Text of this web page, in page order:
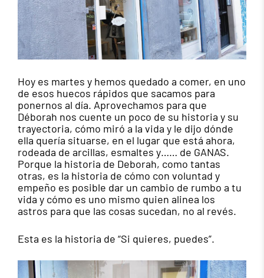
Hoy es martes y hemos quedado a comer, en uno
de esos huecos rápidos que sacamos para
ponernos al día. Aprovechamos para que
Déborah nos cuente un poco de su historia y su
trayectoria, cómo miró a la vida y le dijo dónde
ella quería situarse, en el lugar que está ahora,
rodeada de arcillas, esmaltes y…… de GANAS.
Porque la historia de Deborah, como tantas
otras, es la historia de cómo con voluntad y
empeño es posible dar un cambio de rumbo a tu
vida y cómo es uno mismo quien alinea los
astros para que las cosas sucedan, no al revés.
Esta es la historia de “Si quieres, puedes”.